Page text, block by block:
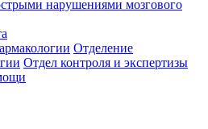
нарушениями мозгового
Отделение
Отдел контроля и экспертизы